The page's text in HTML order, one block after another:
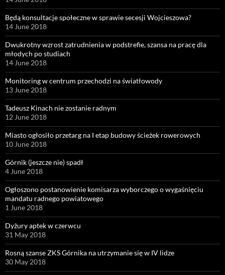
Będą konsultacje społeczne w sprawie secesji Wojcieszowa?
14 June 2018
Dwukrotny wzrost zatrudnienia w podstrefie, szansa na pracę dla
młodych po studiach
14 June 2018
Monitoring w centrum przechodzi na światłowody
13 June 2018
Tadeusz Kinach nie zostanie radnym
12 June 2018
Miasto ogłosiło przetarg na I etap budowy ścieżek rowerowych
10 June 2018
Górnik (jeszcze nie) spadł
4 June 2018
Ogłoszono postanowienie komisarza wyborczego o wygaśnięciu
mandatu radnego powiatowego
1 June 2018
Dyżury aptek w czerwcu
31 May 2018
Rosną szanse ZKS Górnika na utrzymanie się w IV lidze
30 May 2018